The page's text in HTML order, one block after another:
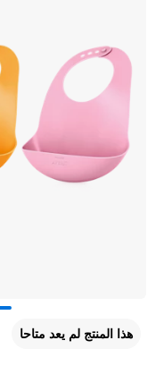
هذا المنتج لم يعد متاحا